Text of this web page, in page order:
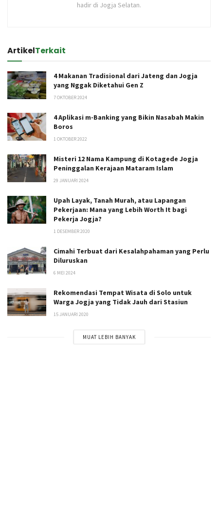
hadir di Jogja Selatan.
ArtikelTerkait
4 Makanan Tradisional dari Jateng dan Jogja
yang Nggak Diketahui Gen Z
7 OKTOBER 2024
4 Aplikasi m-Banking yang Bikin Nasabah Makin
Boros
1 OKTOBER 2022
Misteri 12 Nama Kampung di Kotagede Jogja
Peninggalan Kerajaan Mataram Islam
29 JANUARI 2024
Upah Layak, Tanah Murah, atau Lapangan
Pekerjaan: Mana yang Lebih Worth It bagi
Pekerja Jogja?
1 DESEMBER 2020
Cimahi Terbuat dari Kesalahpahaman yang Perlu
Diluruskan
6 MEI 2024
Rekomendasi Tempat Wisata di Solo untuk
Warga Jogja yang Tidak Jauh dari Stasiun
15 JANUARI 2020
MUAT LEBIH BANYAK